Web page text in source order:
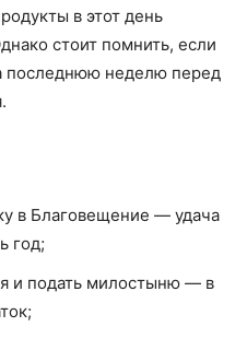
в этот день
стоит помнить, если
последнюю неделю перед
в Благовещение — удача
год;
и подать милостыню — в